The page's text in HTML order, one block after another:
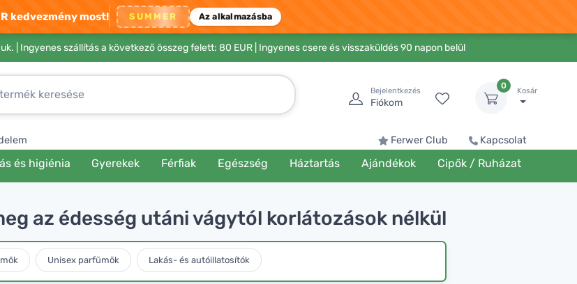
kedvezmény most! SUMMER Az alkalmazásba
| Ingyenes szállítás a következő összeg felett: 80 EUR | Ingyenes csere és visszaküldés 90 napon belül
Bejelentkezés
Fiókom
0
Kosár
Ferwer Club Kapcsolat
és higiénia Gyerekek Férfiak Egészség Háztartás Ajándékok Cipők / Ruházat
az édesség utáni vágytól korlátozások nélkül
Unisex parfümök Lakás- és autóillatosítók